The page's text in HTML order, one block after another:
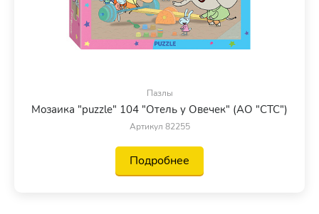
Пазлы
Мозаика "puzzle" 104 "Отель у Овечек" (АО "СТС")
Артикул 82255
Подробнее